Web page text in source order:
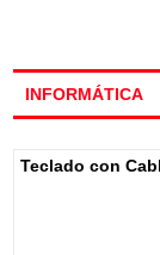
INFORMÁTICA
Teclado con